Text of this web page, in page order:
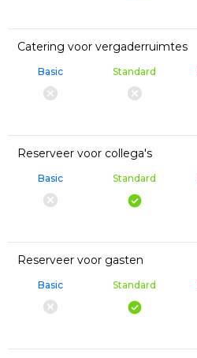
Catering voor vergaderruimtes
Basic Standard
Reserveer voor collega's
Basic Standard
Reserveer voor gasten
Basic Standard